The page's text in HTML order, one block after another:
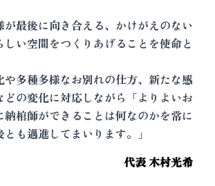
が最後に向き合える、かけがえのない
しい空間をつくりあげることを使命と
や多種多様なお別れの仕方、新たな感
どの変化に対応しながら「よりよいお
納棺師ができることは何なのかを常に
も邁進してまいります。」
代表 木村光希